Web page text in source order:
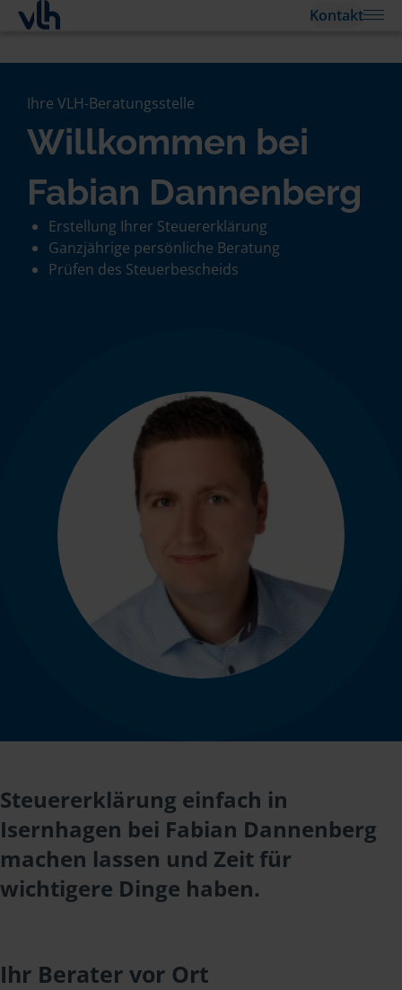
Kontakt
Ihre VLH-Beratungsstelle
Willkommen bei
Fabian Dannenberg
Erstellung Ihrer Steuererklärung
Ganzjährige persönliche Beratung
Prüfen des Steuerbescheids
Steuererklärung einfach in
Isernhagen bei Fabian Dannenberg
machen lassen und Zeit für
wichtigere Dinge haben.
Ihr Berater vor Ort